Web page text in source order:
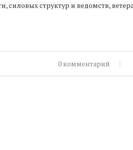
силовых структур и ведомств,
0 комментарий